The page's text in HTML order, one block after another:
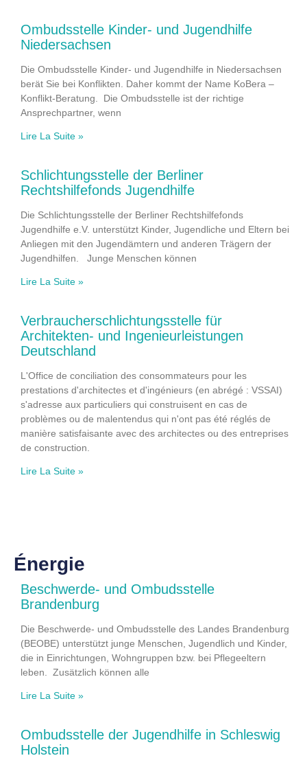
Ombudsstelle Kinder- und Jugendhilfe
Niedersachsen
Die Ombudsstelle Kinder- und Jugendhilfe in Niedersachsen
berät Sie bei Konflikten. Daher kommt der Name KoBera –
Konflikt-Beratung. Die Ombudsstelle ist der richtige
Ansprechpartner, wenn
Lire La Suite »
Schlichtungsstelle der Berliner
Rechtshilfefonds Jugendhilfe
Die Schlichtungsstelle der Berliner Rechtshilfefonds
Jugendhilfe e.V. unterstützt Kinder, Jugendliche und Eltern bei
Anliegen mit den Jugendämtern und anderen Trägern der
Jugendhilfen. Junge Menschen können
Lire La Suite »
Verbraucherschlichtungsstelle für
Architekten- und Ingenieurleistungen
Deutschland
L'Office de conciliation des consommateurs pour les
prestations d'architectes et d'ingénieurs (en abrégé : VSSAI)
s'adresse aux particuliers qui construisent en cas de
problèmes ou de malentendus qui n'ont pas été réglés de
manière satisfaisante avec des architectes ou des entreprises
de construction.
Lire La Suite »
Énergie
Beschwerde- und Ombudsstelle
Brandenburg
Die Beschwerde- und Ombudsstelle des Landes Brandenburg
(BEOBE) unterstützt junge Menschen, Jugendlich und Kinder,
die in Einrichtungen, Wohngruppen bzw. bei Pflegeeltern
leben. Zusätzlich können alle
Lire La Suite »
Ombudsstelle der Jugendhilfe in Schleswig
Holstein